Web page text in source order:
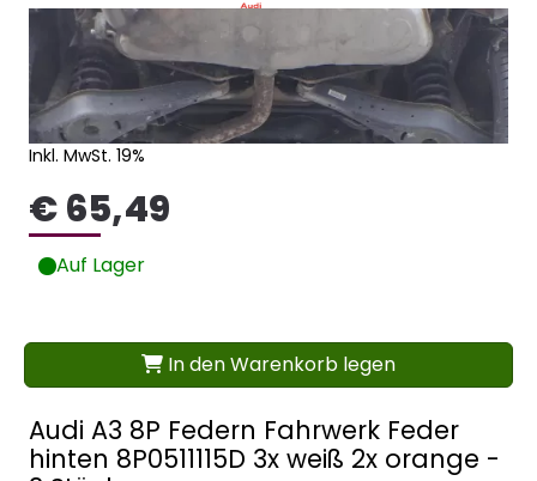
Audi A3 8P Federn Fahrwerk Feder
hinten 8P0511115D 3x weiß 2x orange -
Inkl. MwSt. 19%
€ 65,49
Auf Lager
In den Warenkorb legen